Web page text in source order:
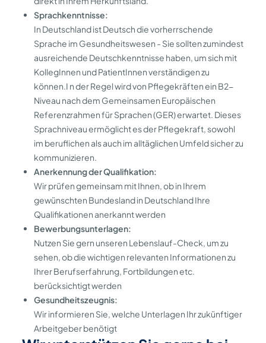
Sprachkenntnisse:
In Deutschland ist Deutsch die vorherrschende
Sprache im Gesundheitswesen - Sie sollten zumindest
ausreichende Deutschkenntnisse haben, um sich mit
KollegInnen und PatientInnen verständigen zu
können.I n der Regel wird von Pflegekräften ein B2-
Niveau nach dem Gemeinsamen Europäischen
Referenzrahmen für Sprachen (GER) erwartet. Dieses
Sprachniveau ermöglicht es der Pflegekraft, sowohl
im beruflichen als auch im alltäglichen Umfeld sicher zu
kommunizieren.
Anerkennung der Qualifikation:
Wir prüfen gemeinsam mit Ihnen, ob in Ihrem
gewünschten Bundesland in Deutschland Ihre
Qualifikationen anerkannt werden
Bewerbungsunterlagen:
Nutzen Sie gern unseren Lebenslauf-Check, um zu
sehen, ob die wichtigen relevanten Informationen zu
Ihrer Berufserfahrung, Fortbildungen etc.
berücksichtigt werden
Gesundheitszeugnis:
Wir informieren Sie, welche Unterlagen Ihr zukünftiger
Arbeitgeber benötigt